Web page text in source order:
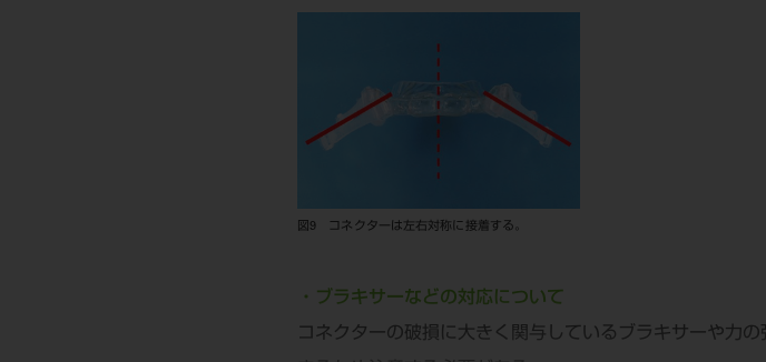
図9 コネクターは左右対称に接着する。
・ブラキサーなどの対応について
コネクターの破損に大きく関与しているブラキサーや力